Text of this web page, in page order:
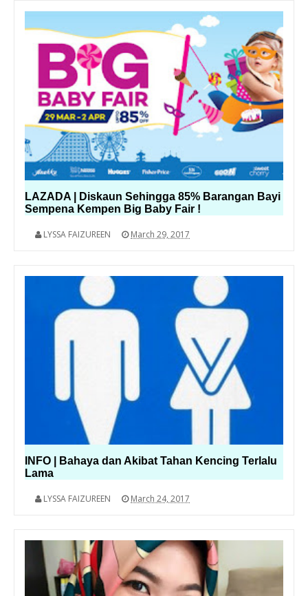
LAZADA | Diskaun Sehingga 85% Barangan Bayi
Sempena Kempen Big Baby Fair !
LYSSA FAIZUREEN March 29, 2017
INFO | Bahaya dan Akibat Tahan Kencing Terlalu
Lama
LYSSA FAIZUREEN March 24, 2017